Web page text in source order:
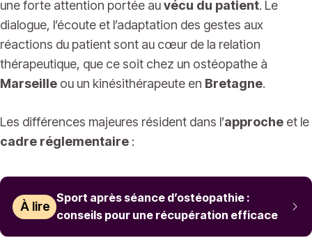
une forte attention portée auvécu du patient. Le
dialogue, l’écoute et l’adaptation des gestes aux
réactions du patient sont au cœur de la relation
thérapeutique, que ce soit chez un ostéopathe à
Marseille ou un kinésithérapeute en Bretagne.
Les différences majeures résident dans l’approche et le
cadre réglementaire :
À lire
Sport après séance d’ostéopathie :
conseils pour une récupération efficace